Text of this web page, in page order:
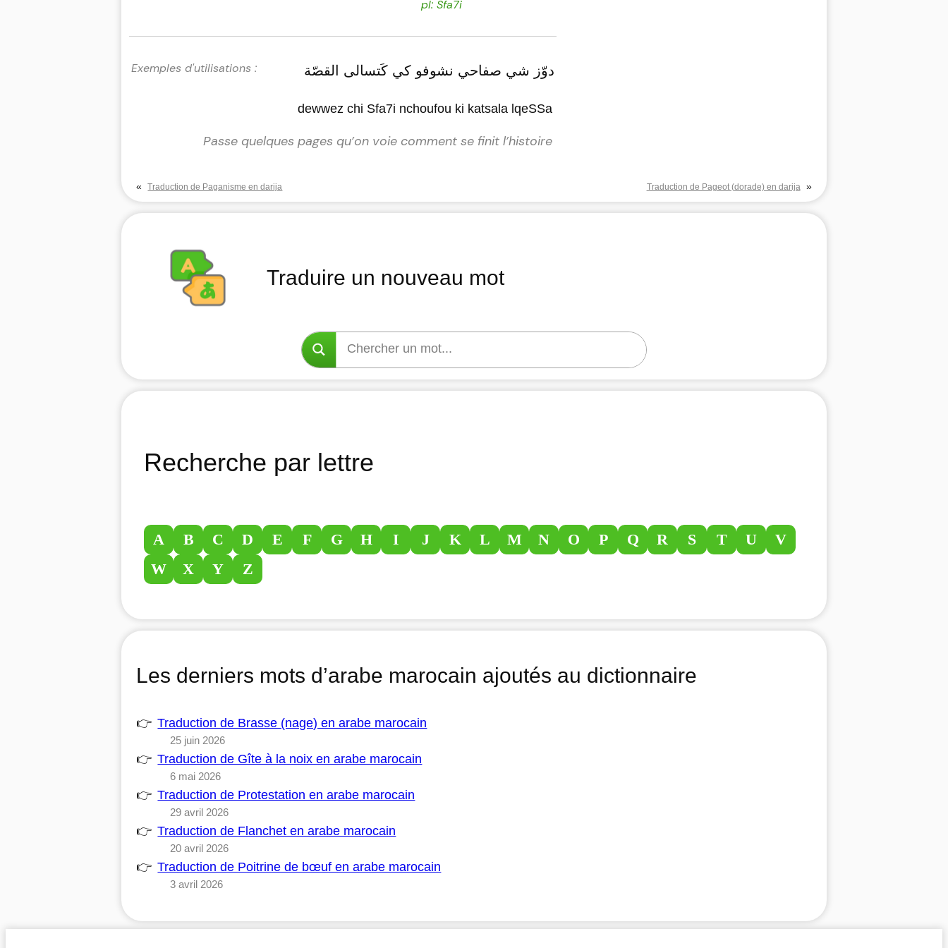
pl: Sfa7i
دوّز شي صفاحي نشوفو كي كَتسالى القصّة
dewwez chi Sfa7i nchoufou ki katsala lqeSSa
Passe quelques pages qu’on voie comment se finit l’histoire
« Traduction de Paganisme en darija Traduction de Pageot (dorade) en darija »
Traduire un nouveau mot
Recherche par lettre
A B C D E F G H I J K L M N O P Q R S T U
V
W
X Y Z
Les derniers mots d’arabe marocain ajoutés au dictionnaire
Traduction de Brasse (nage) en arabe marocain
25 juin 2026
Traduction de Gîte à la noix en arabe marocain
6 mai 2026
Traduction de Protestation en arabe marocain
29 avril 2026
Traduction de Flanchet en arabe marocain
20 avril 2026
Traduction de Poitrine de bœuf en arabe marocain
3 avril 2026